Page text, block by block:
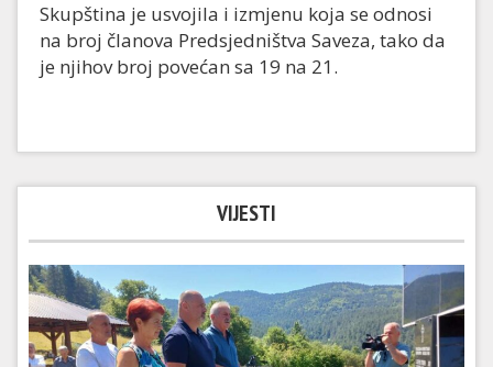
Skupština je usvojila i izmjenu koja se odnosi
na broj članova Predsjedništva Saveza, tako da
je njihov broj povećan sa 19 na 21.
VIJESTI